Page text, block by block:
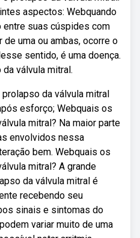
aspectos: Webquando
entre suas cúspides com
uma ou ambas, ocorre o
sentido, é uma doença.
válvula mitral.
da válvula mitral
esforço; Webquais os
mitral? Na maior parte
envolvidos nessa
bem. Webquais os
mitral? A grande
da válvula mitral é
recebendo seu
sinais e sintomas do
variar muito de uma